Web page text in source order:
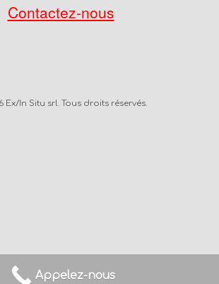
Contactez-nous
Ex/In Situ srl. Tous droits réservés.
Appelez-nous